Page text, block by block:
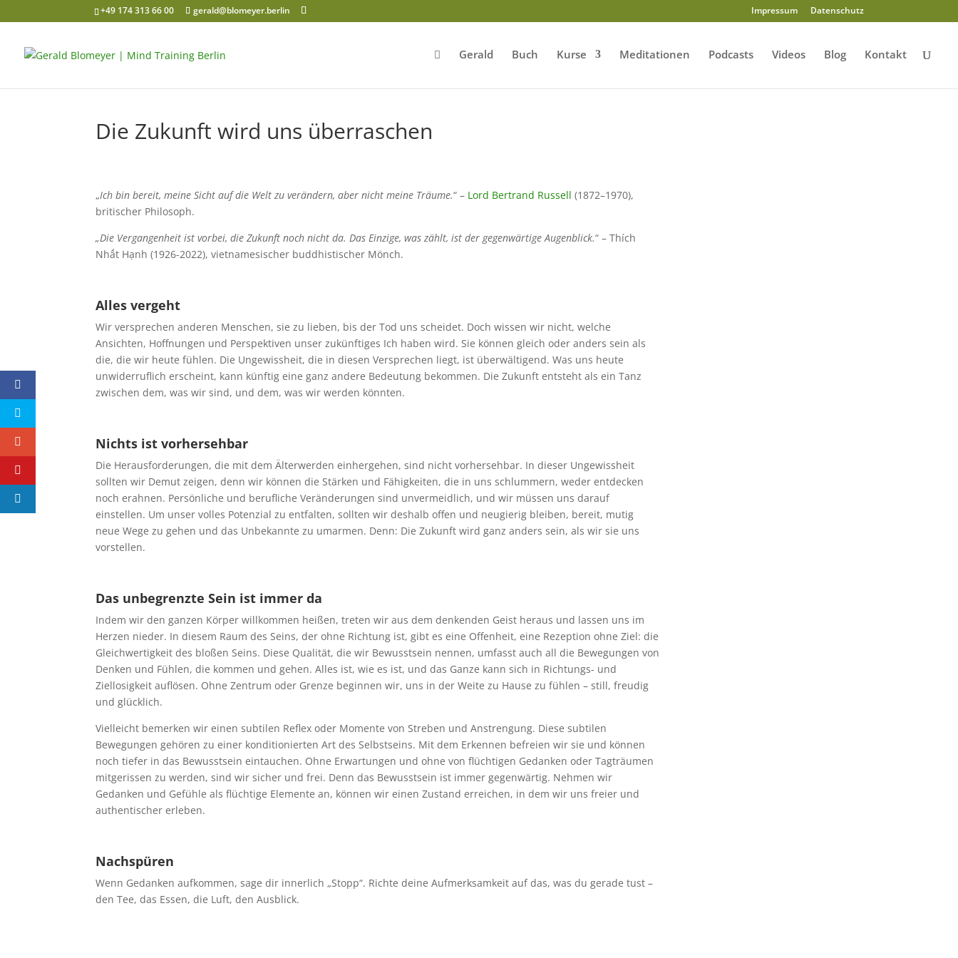
+49 174 313 66 00 gerald@blomeyer.berlin Impressum Datenschutz
Gerald Buch Kurse Meditationen Podcasts Videos Blog Kontakt
Die Zukunft wird uns überraschen
„Ich bin bereit, meine Sicht auf die Welt zu verändern, aber nicht meine Träume.“ – Lord Bertrand Russell (1872–1970),
britischer Philosoph.
„Die Vergangenheit ist vorbei, die Zukunft noch nicht da. Das Einzige, was zählt, ist der gegenwärtige Augenblick.“ –Thích
Nhất Hạnh (1926-2022), vietnamesischer buddhistischer Mönch.
Alles vergeht
Wir versprechen anderen Menschen, sie zu lieben, bis der Tod uns scheidet. Doch wissen wir nicht, welche
Ansichten, Hoffnungen und Perspektiven unser zukünftiges Ich haben wird. Sie können gleich oder anders sein als
die, die wir heute fühlen. Die Ungewissheit, die in diesen Versprechen liegt, ist überwältigend. Was uns heute
unwiderruflich erscheint, kann künftig eine ganz andere Bedeutung bekommen. Die Zukunft entsteht als ein Tanz
zwischen dem, was wir sind, und dem, was wir werden könnten.
Nichts ist vorhersehbar
Die Herausforderungen, die mit dem Älterwerden einhergehen, sind nicht vorhersehbar. In dieser Ungewissheit
sollten wir Demut zeigen, denn wir können die Stärken und Fähigkeiten, die in uns schlummern, weder entdecken
noch erahnen. Persönliche und berufliche Veränderungen sind unvermeidlich, und wir müssen uns darauf
einstellen. Um unser volles Potenzial zu entfalten, sollten wir deshalb offen und neugierig bleiben, bereit, mutig
neue Wege zu gehen und das Unbekannte zu umarmen. Denn: Die Zukunft wird ganz anders sein, als wir sie uns
vorstellen.
Das unbegrenzte Sein ist immer da
Indem wir den ganzen Körper willkommen heißen, treten wir aus dem denkenden Geist heraus und lassen uns im
Herzen nieder. In diesem Raum des Seins, der ohne Richtung ist, gibt es eine Offenheit, eine Rezeption ohne Ziel: die
Gleichwertigkeit des bloßen Seins. Diese Qualität, die wir Bewusstsein nennen, umfasst auch all die Bewegungen von
Denken und Fühlen, die kommen und gehen. Alles ist, wie es ist, und das Ganze kann sich in Richtungs- und
Ziellosigkeit auflösen. Ohne Zentrum oder Grenze beginnen wir, uns in der Weite zu Hause zu fühlen – still, freudig
und glücklich.
Vielleicht bemerken wir einen subtilen Reflex oder Momente von Streben und Anstrengung. Diese subtilen
Bewegungen gehören zu einer konditionierten Art des Selbstseins. Mit dem Erkennen befreien wir sie und können
noch tiefer in das Bewusstsein eintauchen. Ohne Erwartungen und ohne von flüchtigen Gedanken oder Tagträumen
mitgerissen zu werden, sind wir sicher und frei. Denn das Bewusstsein ist immer gegenwärtig. Nehmen wir
Gedanken und Gefühle als flüchtige Elemente an, können wir einen Zustand erreichen, in dem wir uns freier und
authentischer erleben.
Nachspüren
Wenn Gedanken aufkommen, sage dir innerlich „Stopp“. Richte deine Aufmerksamkeit auf das, was du gerade tust –
den Tee, das Essen, die Luft, den Ausblick.